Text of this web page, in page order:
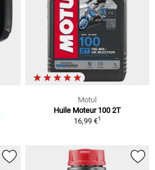
Motul
Huile Moteur 100 2T
16,99 €1